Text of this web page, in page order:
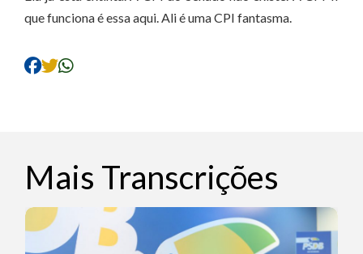
que funciona é essa aqui. Ali é uma CPI fantasma.
Mais Transcrições